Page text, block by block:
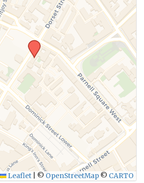
WYŚLIJ
Leaflet © OpenStreetMap © CARTO